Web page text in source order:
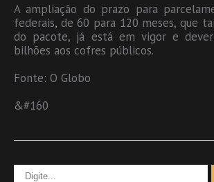
A ampliação do prazo para
federais, de 60 para 120 meses, que
do pacote, já está em vigor e
bilhões aos cofres públicos.
Fonte: O Globo
&#160